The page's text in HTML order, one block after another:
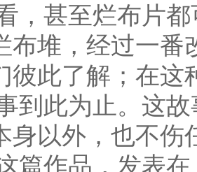
，甚至烂布片
布堆，经过一番
彼此了解；在这
到此为止。这
身以外，也不伤
篇作品，发表